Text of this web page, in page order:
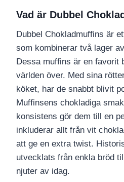
Vad är Dubbel
Dubbel Chokladmuffins är
som kombinerar två lager
Dessa muffins är en favorit
världen över. Med sina
köket, har de snabbt blivit
Muffinsens chokladiga
konsistens gör dem till en
inkluderar allt från vit
att ge en extra twist.
utvecklats från enkla bröd
njuter av idag.